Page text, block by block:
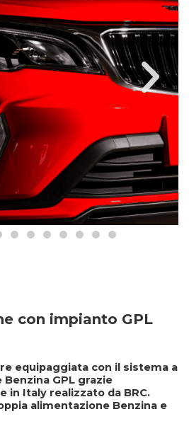
con impianto GPL
equipaggiata con il sistema a
Benzina GPL grazie
in Italy realizzato da BRC.
alimentazione Benzina e